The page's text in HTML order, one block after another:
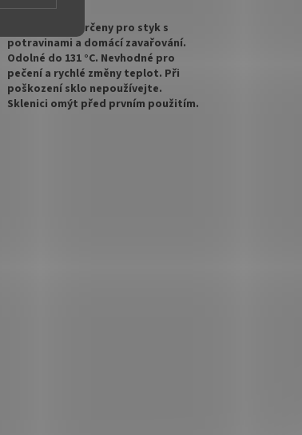
T.O. 48
Sklenice jsou určeny pro styk s
potravinami a domácí zavařování.
Odolné do 131 °C. Nevhodné pro
pečení a rychlé změny teplot. Při
poškození sklo nepoužívejte.
Sklenici omýt před prvním použitím.